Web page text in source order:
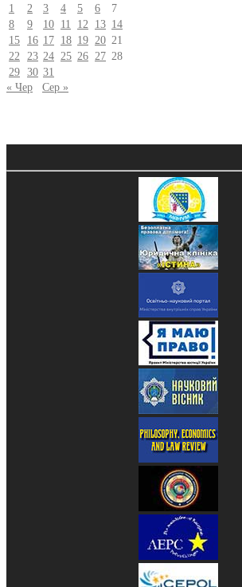
1
2 3 4 5 6
7
8
9 10 11 12 13 14
15
16 17 18 19 20 21
22 23 24 25 26 27 28
29 30 31
« Чер
Сер »